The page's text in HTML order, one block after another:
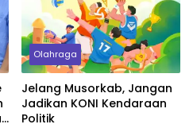
Olahraga
Jelang Musorkab, Jangan
Jadikan KONI Kendaraan
Politik